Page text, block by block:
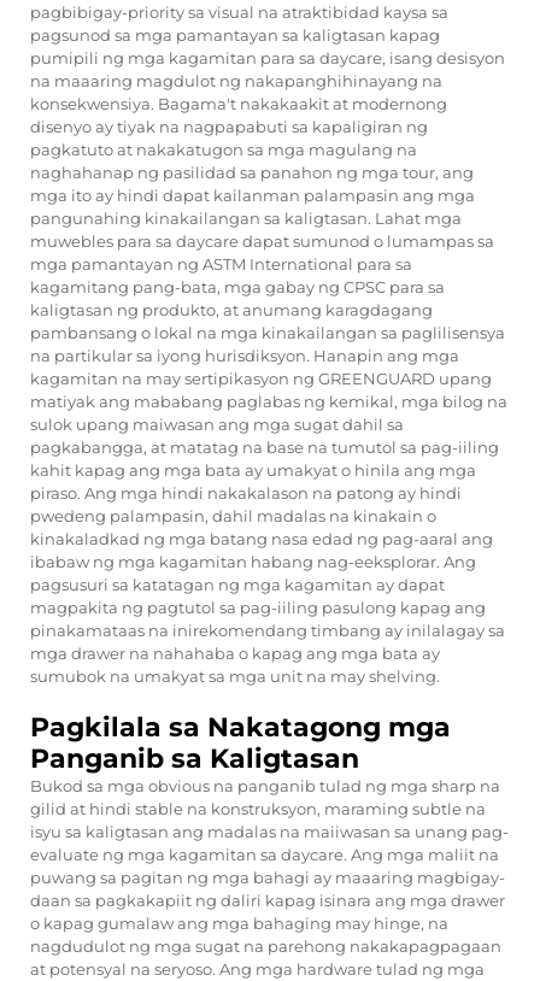
pagbibigay-priority sa visual na atraktibidad kaysa sa
pagsunod sa mga pamantayan sa kaligtasan kapag
pumipili ng mga kagamitan para sa daycare, isang desisyon
na maaaring magdulot ng nakapanghihinayang na
konsekwensiya. Bagama't nakakaakit at modernong
disenyo ay tiyak na nagpapabuti sa kapaligiran ng
pagkatuto at nakakatugon sa mga magulang na
naghahanap ng pasilidad sa panahon ng mga tour, ang
mga ito ay hindi dapat kailanman palampasin ang mga
pangunahing kinakailangan sa kaligtasan. Lahat mga
muwebles para sa daycaredapat sumunod o lumampas sa
mga pamantayan ng ASTM International para sa
kagamitang pang-bata, mga gabay ng CPSC para sa
kaligtasan ng produkto, at anumang karagdagang
pambansang o lokal na mga kinakailangan sa paglilisensya
na partikular sa iyong hurisdiksyon. Hanapin ang mga
kagamitan na may sertipikasyon ng GREENGUARD upang
matiyak ang mababang paglabas ng kemikal, mga bilog na
sulok upang maiwasan ang mga sugat dahil sa
pagkabangga, at matatag na base na tumutol sa pag-iiling
kahit kapag ang mga bata ay umakyat o hinila ang mga
piraso. Ang mga hindi nakakalason na patong ay hindi
pwedeng palampasin, dahil madalas na kinakain o
kinakaladkad ng mga batang nasa edad ng pag-aaral ang
ibabaw ng mga kagamitan habang nag-eeksplorar. Ang
pagsusuri sa katatagan ng mga kagamitan ay dapat
magpakita ng pagtutol sa pag-iiling pasulong kapag ang
pinakamataas na inirekomendang timbang ay inilalagay sa
mga drawer na nahahaba o kapag ang mga bata ay
sumubok na umakyat sa mga unit na may shelving.
Pagkilala sa Nakatagong mga
Panganib sa Kaligtasan
Bukod sa mga obvious na panganib tulad ng mga sharp na
gilid at hindi stable na konstruksyon, maraming subtle na
isyu sa kaligtasan ang madalas na maiiwasan sa unang pag-
evaluate ng mga kagamitan sa daycare. Ang mga maliit na
puwang sa pagitan ng mga bahagi ay maaaring magbigay-
daan sa pagkakapiit ng daliri kapag isinara ang mga drawer
o kapag gumalaw ang mga bahaging may hinge, na
nagdudulot ng mga sugat na parehong nakakapagpagaan
at potensyal na seryoso. Ang mga hardware tulad ng mga